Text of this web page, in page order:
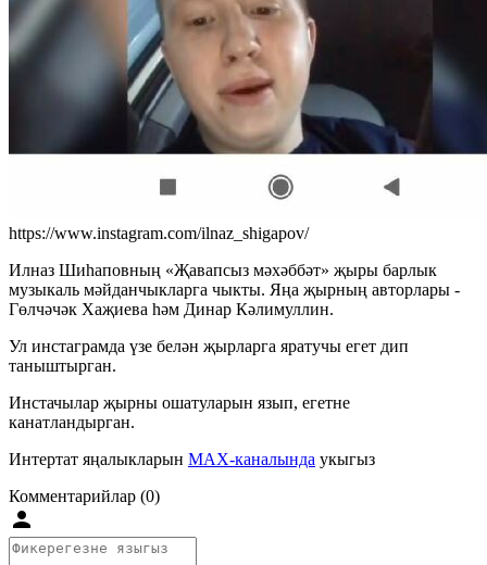
https://www.instagram.com/ilnaz_shigapov/
Илназ Шиһаповның «Җавапсыз мәхәббәт» җыры барлык
музыкаль мәйданчыкларга чыкты. Яңа җырның авторлары -
Гөлчәчәк Хаҗиева һәм Динар Кәлимуллин.
Ул инстаграмда үзе белән җырларга яратучы егет дип
таныштырган.
Инстачылар җырны ошатуларын язып, егетне
канатландырган.
Интертат яңалыкларын MAX-каналында укыгыз
Комментарийлар (0)